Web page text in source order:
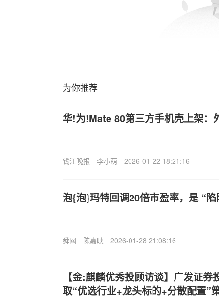
为你推荐
华!为!Mate 80第三方手机壳上架：
钱江晚报 李小萌 2026-01-22 18:21:16
泡{泡}玛特回调20倍市盈率，是 “
舜网 陈嘉映 2026-01-28 21:08:16
【金:麒麟优秀投顾访谈】广发证
取“优选行业+龙头标的+分散配置”